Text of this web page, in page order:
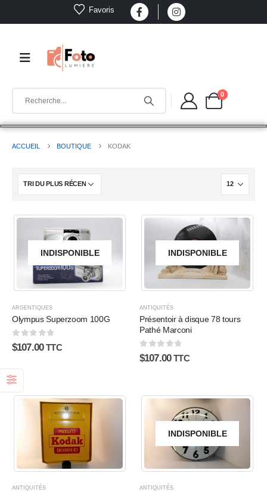
Favoris
0
ACCUEIL BOUTIQUE KODAK
INDISPONIBLE
ARGENTIQUES
Olympus Superzoom 100G
0sur 5
$107.00 TTC
INDISPONIBLE
ANTIQUITÉS
Présentoir à disque 78 tours
Pathé Marconi
0sur 5
$107.00 TTC
ANTIQUITÉS
INDISPONIBLE
ANTIQUITÉS